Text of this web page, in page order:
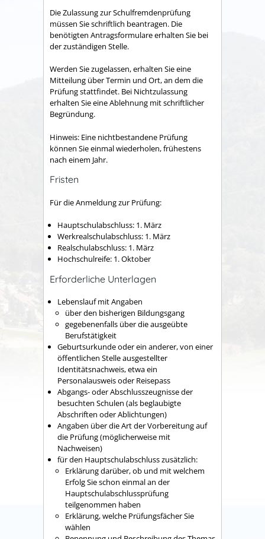
Die Zulassung zur Schulfremdenprüfung
müssen Sie schriftlich beantragen. Die
benötigten Antragsformulare erhalten Sie bei
der zuständigen Stelle.
Werden Sie zugelassen, erhalten Sie eine
Mitteilung über Termin und Ort, an dem die
Prüfung stattfindet. Bei Nichtzulassung
erhalten Sie eine Ablehnung mit schriftlicher
Begründung.
Hinweis: Eine nichtbestandene Prüfung
können Sie einmal wiederholen,frühestens
nach einem Jahr.
Fristen
Für die Anmeldung zur Prüfung:
Hauptschulabschluss: 1. März
Werkrealschulabschluss: 1. März
Realschulabschluss: 1. März
Hochschulreife: 1. Oktober
Erforderliche Unterlagen
Lebenslauf mit Angaben
über den bisherigen Bildungsgang
gegebenenfalls über die ausgeübte
Berufstätigkeit
Geburtsurkunde oder ein anderer, von einer
öffentlichen Stelle ausgestellter
Identitätsnachweis, etwa ein
Personalausweis oder Reisepass
Abgangs- oder Abschlusszeugnisse der
besuchten Schulen (als beglaubigte
Abschriften oder Ablichtungen)
Angaben über die Art der Vorbereitung auf
die Prüfung (möglicherweise mit
Nachweisen)
für den Hauptschulabschluss zusätzlich:
Erklärung darüber, ob und mit welchem
Erfolg Sie schon einmal an der
Hauptschulabschlussprüfung
teilgenommen haben
Erklärung, welche Prüfungsfächer Sie
wählen